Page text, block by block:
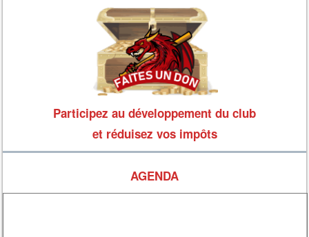
Participez au développement du club
et réduisez vos impôts
AGENDA